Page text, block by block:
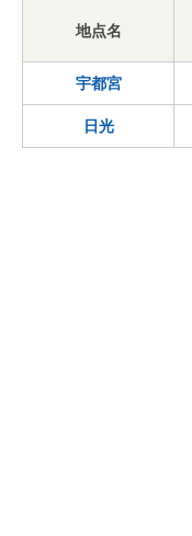
地点名
宇都宮
日光